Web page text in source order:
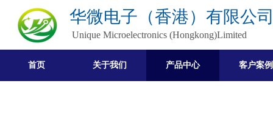
华微电子（香港）有限公
Unique Microelectronics (Hongkong)Limited
首页 关于我们 产品中心 客户案例